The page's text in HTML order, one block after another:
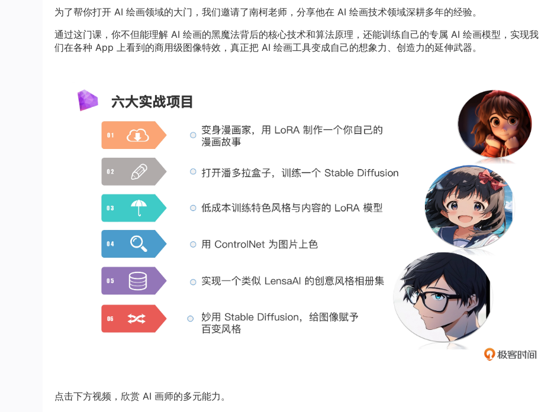
为了帮你打开 AI 绘画领域的大门，我们邀请了南柯老师，分享他在 AI 绘画技术领域深耕多年的经验。
通过这门课，你不但能理解 AI 绘画的黑魔法背后的核心技术和算法原理，还能训练自己的专属 AI 绘画模型，实现我
们在各种 App 上看到的商用级图像特效，真正把 AI 绘画工具变成自己的想象力、创造力的延伸武器。
点击下方视频，欣赏 AI 画师的多元能力。